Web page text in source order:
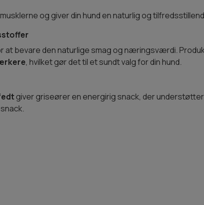
og giver din hund en naturlig og
at bevare den naturlige smag og næringsværdi.
, hvilket gør det til et sundt valg for din hund.
giver griseører en energirig snack, der